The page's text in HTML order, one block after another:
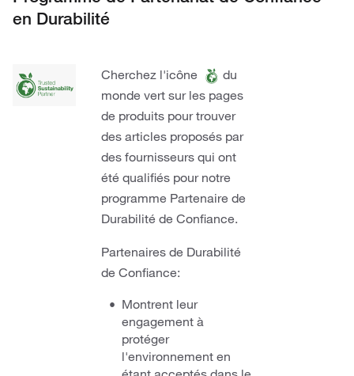
en Durabilité
Cherchez l'icône
du
monde vert sur les pages
de produits pour trouver
des articles proposés par
des fournisseurs qui ont
été qualifiés pour notre
programme Partenaire de
Durabilité de Confiance.
Partenaires de Durabilité
de Confiance:
Montrent leur
engagement à
protéger
l'environnement en